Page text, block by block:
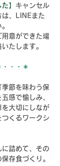
】 キャンセル
は、LINEまた
用意ができた場
たします。
・・＊
節を味わう保
感で愉しみ、
を大切にしなが
つくるワークシ
詰めて、その
存食づくり。